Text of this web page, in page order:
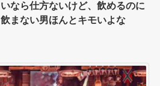
いなら仕方ないけど、飲めるのに
飲まない男ほんとキモいよな